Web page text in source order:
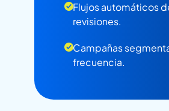
Flujos automáticos
revisiones.
Campañas
frecuencia.